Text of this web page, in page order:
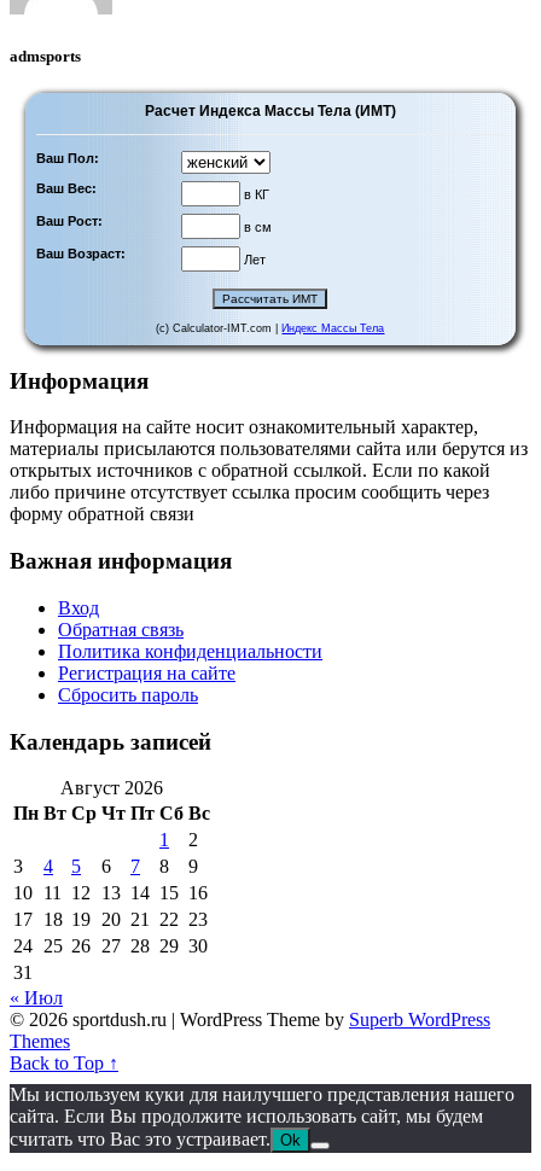
admsports
Расчет Индекса Массы Тела (ИМТ)
Ваш Пол:
Ваш Вес:
в КГ
Ваш Рост:
в см
Ваш Возраст:
Лет
(c) Calculator-IMT.com | Индекс Массы Тела
Информация
Информация на сайте носит ознакомительный характер,
материалы присылаются пользователями сайта или берутся из
открытых источников с обратной ссылкой. Если по какой
либо причине отсутствует ссылка просим сообщить через
форму обратной связи
Важная информация
Вход
Обратная связь
Политика конфиденциальности
Регистрация на сайте
Сбросить пароль
Календарь записей
Август 2026
Пн Вт Ср Чт Пт Сб Вс
1
2
3
4 5 6 7 8
9
10 11 12 13 14 15 16
17 18 19 20 21 22 23
24 25 26 27 28 29 30
31
« Июл
© 2026 sportdush.ru | WordPress Theme by Superb WordPress
Themes
Back to Top ↑
Мы используем куки для наилучшего представления нашего
сайта. Если Вы продолжите использовать сайт, мы будем
считать что Вас это устраивает. Ok